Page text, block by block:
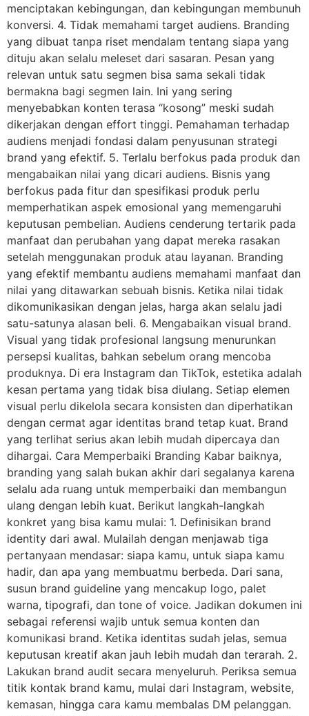
menciptakan kebingungan, dan kebingungan membunuh
konversi. 4. Tidak memahami target audiens. Branding
yang dibuat tanpa riset mendalam tentang siapa yang
dituju akan selalu meleset dari sasaran. Pesan yang
relevan untuk satu segmen bisa sama sekali tidak
bermakna bagi segmen lain. Ini yang sering
menyebabkan konten terasa “kosong” meski sudah
dikerjakan dengan effort tinggi. Pemahaman terhadap
audiens menjadi fondasi dalam penyusunan strategi
brand yang efektif. 5. Terlalu berfokus pada produk dan
mengabaikan nilai yang dicari audiens. Bisnis yang
berfokus pada fitur dan spesifikasi produk perlu
memperhatikan aspek emosional yang memengaruhi
keputusan pembelian. Audiens cenderung tertarik pada
manfaat dan perubahan yang dapat mereka rasakan
setelah menggunakan produk atau layanan. Branding
yang efektif membantu audiens memahami manfaat dan
nilai yang ditawarkan sebuah bisnis. Ketika nilai tidak
dikomunikasikan dengan jelas, harga akan selalu jadi
satu-satunya alasan beli. 6. Mengabaikan visual brand.
Visual yang tidak profesional langsung menurunkan
persepsi kualitas, bahkan sebelum orang mencoba
produknya. Di era Instagram dan TikTok, estetika adalah
kesan pertama yang tidak bisa diulang. Setiap elemen
visual perlu dikelola secara konsisten dan diperhatikan
dengan cermat agar identitas brand tetap kuat. Brand
yang terlihat serius akan lebih mudah dipercaya dan
dihargai. Cara Memperbaiki Branding Kabar baiknya,
branding yang salah bukan akhir dari segalanya karena
selalu ada ruang untuk memperbaiki dan membangun
ulang dengan lebih kuat. Berikut langkah-langkah
konkret yang bisa kamu mulai: 1. Definisikan brand
identity dari awal. Mulailah dengan menjawab tiga
pertanyaan mendasar: siapa kamu, untuk siapa kamu
hadir, dan apa yang membuatmu berbeda. Dari sana,
susun brand guideline yang mencakup logo, palet
warna, tipografi, dan tone of voice. Jadikan dokumen ini
sebagai referensi wajib untuk semua konten dan
komunikasi brand. Ketika identitas sudah jelas, semua
keputusan kreatif akan jauh lebih mudah dan terarah. 2.
Lakukan brand audit secara menyeluruh. Periksa semua
titik kontak brand kamu, mulai dari Instagram, website,
kemasan, hingga cara kamu membalas DM pelanggan.